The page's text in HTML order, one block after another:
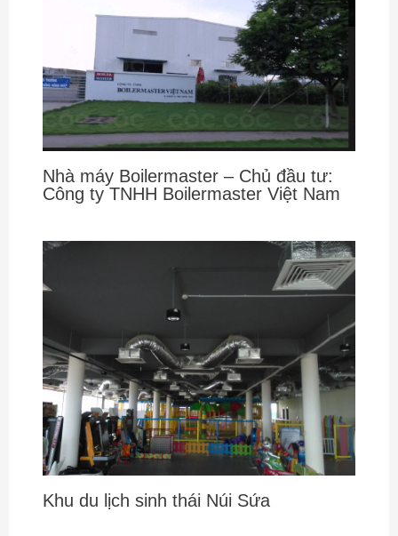
Nhà máy Boilermaster – Chủ đầu tư:
Công ty TNHH Boilermaster Việt Nam
Khu du lịch sinh thái Núi Sứa